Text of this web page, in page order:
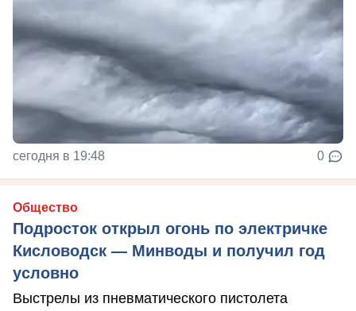
сегодня в 19:48 0
Общество
Подросток открыл огонь по электричке
Кисловодск — Минводы и получил год
условно
Выстрелы из пневматического пистолета